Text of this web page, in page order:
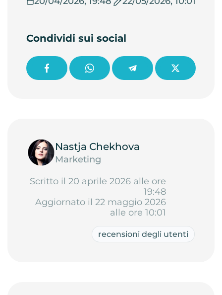
Condividi sui social
Nastja Chekhova
Marketing
Scritto il 20 aprile 2026 alle ore
19:48
Aggiornato il 22 maggio 2026
alle ore 10:01
recensioni degli utenti